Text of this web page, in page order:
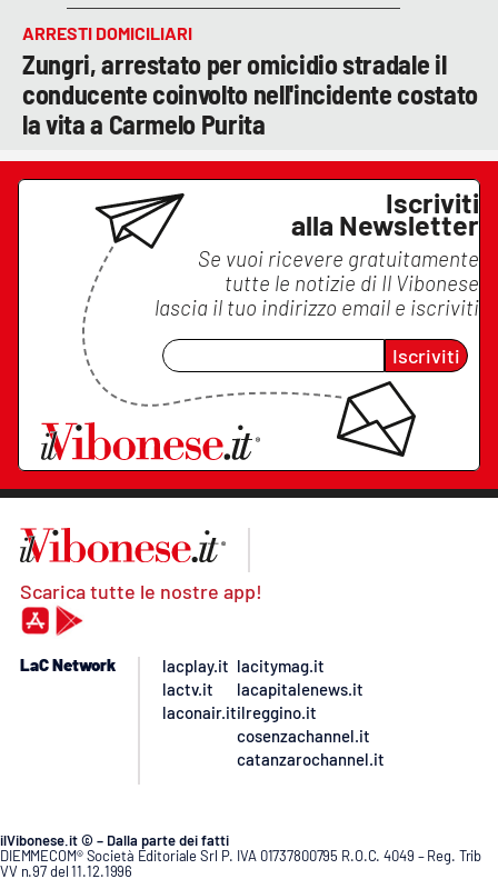
ARRESTI DOMICILIARI
Zungri, arrestato per omicidio stradale il
conducente coinvolto nell'incidente costato
la vita a Carmelo Purita
Iscriviti
alla Newsletter
Se vuoi ricevere gratuitamente
tutte le notizie di Il Vibonese
lascia il tuo indirizzo email e iscriviti
Iscriviti
Scarica tutte le nostre app!
LaC Network
lacplay.it
lactv.it
laconair.it
lacitymag.it
lacapitalenews.it
ilreggino.it
cosenzachannel.it
catanzarochannel.it
ilVibonese.it © – Dalla parte dei fatti
DIEMMECOM® Società Editoriale Srl P. IVA 01737800795 R.O.C. 4049 – Reg. Trib
VV n.97 del 11.12.1996